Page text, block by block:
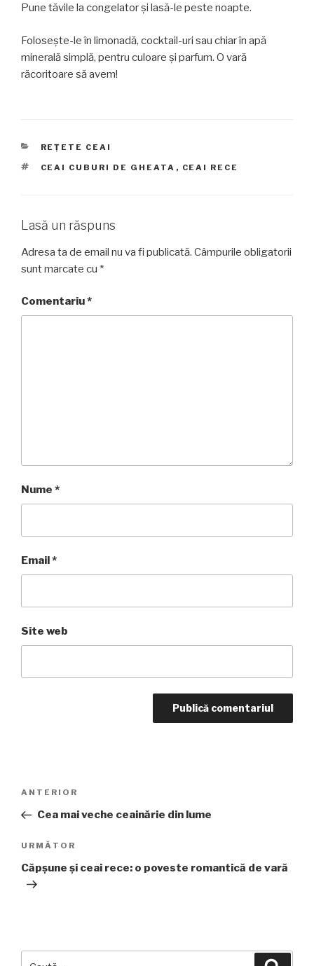
Pune tăvile la congelator şi lasă-le peste noapte.
Foloseşte-le în limonadă, cocktail-uri sau chiar în apă
minerală simplă, pentru culoare şi parfum. O vară
răcoritoare să avem!
CATEGORII
REȚETE CEAI
ETICHETE
CEAI CUBURI DE GHEATA , CEAI RECE
Lasă un răspuns
Adresa ta de email nu va fi publicată. Câmpurile obligatorii
sunt marcate cu *
Comentariu*
Nume *
Email*
Site web
articole
Articolul
anterior
ANTERIOR
Cea mai veche ceainărie din lume
Articolul
următor
URMĂTOR
Căpşune şi ceai rece: o poveste romantică de vară